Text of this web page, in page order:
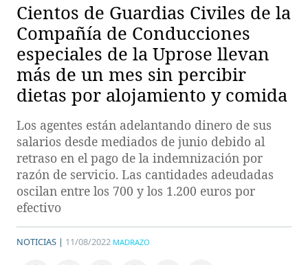
Cientos de Guardias Civiles de la
Compañía de Conducciones
especiales de la Uprose llevan
más de un mes sin percibir
dietas por alojamiento y comida
Los agentes están adelantando dinero de sus
salarios desde mediados de junio debido al
retraso en el pago de la indemnización por
razón de servicio. Las cantidades adeudadas
oscilan entre los 700 y los 1.200 euros por
efectivo
NOTICIAS | 11/08/2022 MADRAZO